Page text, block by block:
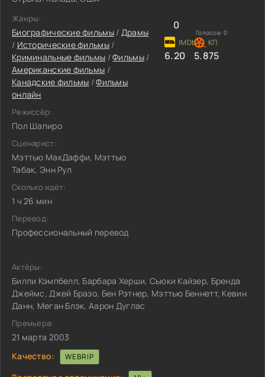
Жанры:
Биографические фильмы/ Драмы
/ Исторические фильмы/
Криминальные фильмы /Фильмы/
Американские фильмы /
Канадские фильмы /Фильмы
онлайн
Режиссёр:
Пол Шапиро
Сценарист:
Мэттью МакДаффи, Мэттью
Табак, Энн Рул
Сколько идёт:
1 ч 26 мин
Перевод:
Профессиональный перевод
0
Голосов: 0
6.20 5.875
Актёры:
Билли Кэмпбелл, Барбара Херши, Сьюки Кайзер, Бренда
Джеймс, Джей Бразо, Бен Рэтнер, Мэттью Беннетт, Кевин
Данн, Меган Блэк, Аарон Дуглас
Премьера:
21 марта 2003
Качество:
WEBRIP